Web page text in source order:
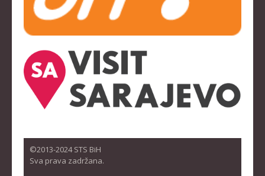
©2013-2024 STS BiH
Sva prava zadržana.